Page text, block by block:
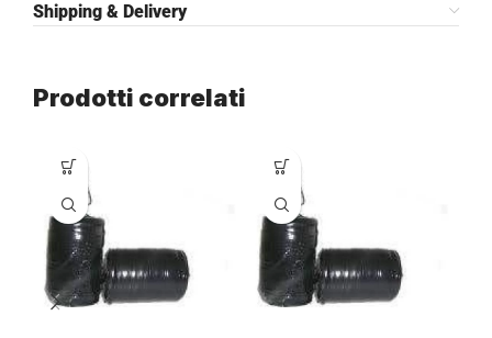
Shipping & Delivery
Prodotti correlati